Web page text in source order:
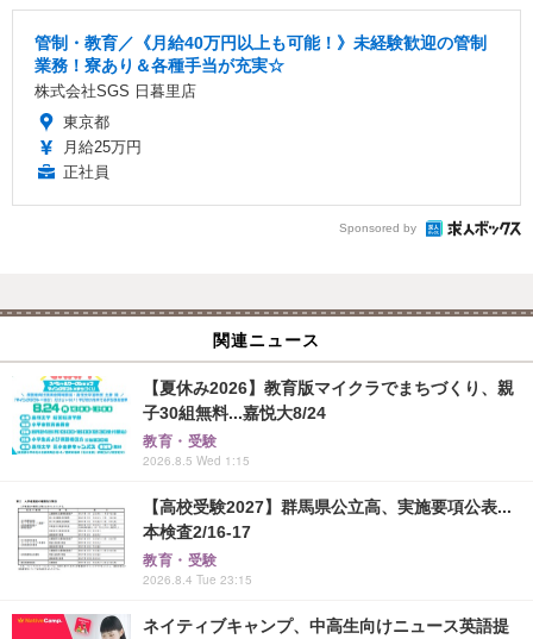
管制・教育／《月給40万円以上も可能！》未経験歓迎の管制
業務！寮あり＆各種手当が充実☆
株式会社SGS 日暮里店
東京都
月給25万円
正社員
Sponsored by
関連ニュース
【夏休み2026】教育版マイクラでまちづくり、親
子30組無料...嘉悦大8/24
教育・受験
2026.8.5 Wed 1:15
【高校受験2027】群馬県公立高、実施要項公表...
本検査2/16-17
教育・受験
2026.8.4 Tue 23:15
ネイティブキャンプ、中高生向けニュース英語提